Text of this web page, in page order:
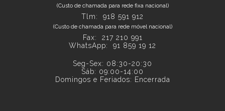
(Custo de chamada para rede fixa nacional)
Tlm: 918 591 912
(Custo de chamada para rede móvel nacional)
Fax: 217 210 991
WhatsApp: 91 859 19 12
Seg-Sex: 08:30-20:30
Sáb: 09:00-14:00
Domingos e Feriados: Encerrada